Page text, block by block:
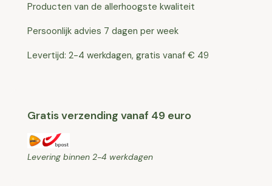
Producten van de allerhoogste kwaliteit
Persoonlijk advies 7 dagen per week
Levertijd: 2-4 werkdagen, gratis vanaf € 49
Gratis verzending vanaf 49 euro
Levering binnen 2-4 werkdagen